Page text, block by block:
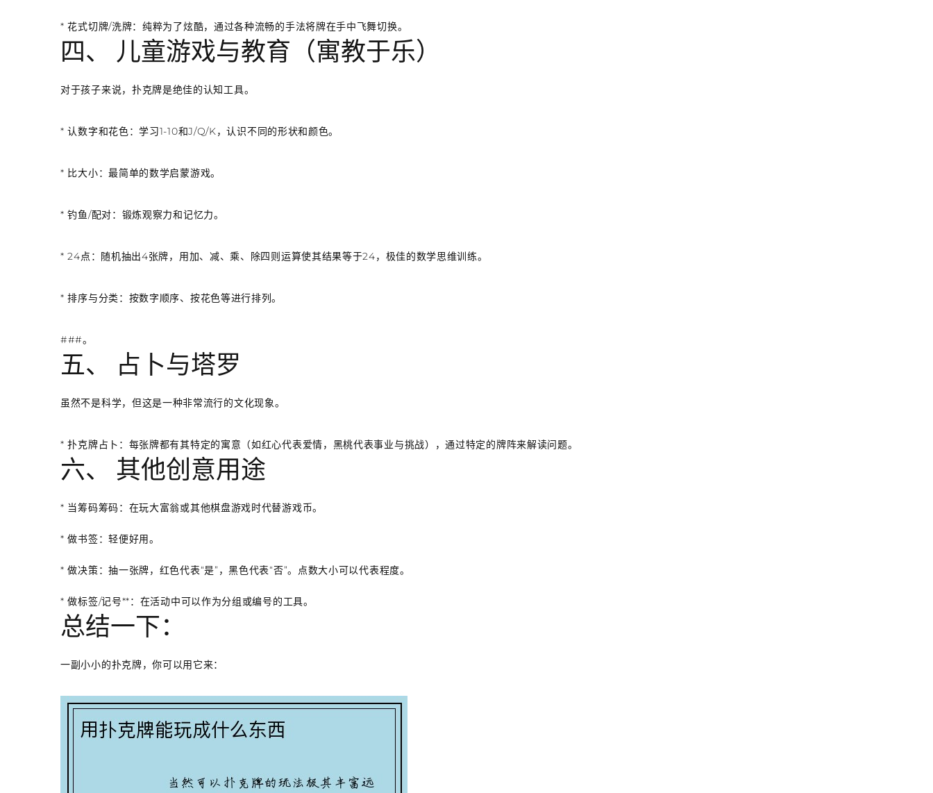
*花式切牌/洗牌：纯粹为了炫酷，通过各种流畅的手法将牌在手中飞舞切换。
四、 儿童游戏与教育（寓教于乐）
对于孩子来说，扑克牌是绝佳的认知工具。
*认数字和花色：学习1-10和J/Q/K，认识不同的形状和颜色。
* 比大小：最简单的数学启蒙游戏。
*钓鱼/配对：锻炼观察力和记忆力。
*24点 ：随机抽出4张牌，用加、减、乘、除四则运算使其结果等于24，极佳的数学思维训练。
*排序与分类：按数字顺序、按花色等进行排列。
###。
五、 占卜与塔罗
虽然不是科学，但这是一种非常流行的文化现象。
*扑克牌占卜 ：每张牌都有其特定的寓意（如红心代表爱情，黑桃代表事业与挑战），通过特定的牌阵来解读问题。
六、 其他创意用途
* 当筹码筹码：在玩大富翁或其他棋盘游戏时代替游戏币。
*做书签：轻便好用。
*做决策：抽一张牌，红色代表“是”，黑色代表“否”。点数大小可以代表程度。
*做标签/记号**：在活动中可以作为分组或编号的工具。
总结一下：
一副小小的扑克牌，你可以用它来：